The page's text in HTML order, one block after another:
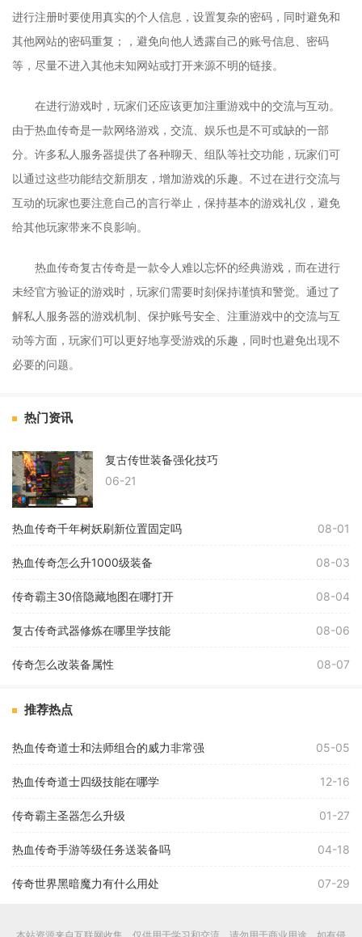
进行注册时要使用真实的个人信息，设置复杂的密码，同时避免和
其他网站的密码重复；，避免向他人透露自己的账号信息、密码
等，尽量不进入其他未知网站或打开来源不明的链接。
在进行游戏时，玩家们还应该更加注重游戏中的交流与互动。
由于热血传奇是一款网络游戏，交流、娱乐也是不可或缺的一部
分。许多私人服务器提供了各种聊天、组队等社交功能，玩家们可
以通过这些功能结交新朋友，增加游戏的乐趣。不过在进行交流与
互动的玩家也要注意自己的言行举止，保持基本的游戏礼仪，避免
给其他玩家带来不良影响。
热血传奇复古传奇是一款令人难以忘怀的经典游戏，而在进行
未经官方验证的游戏时，玩家们需要时刻保持谨慎和警觉。通过了
解私人服务器的游戏机制、保护账号安全、注重游戏中的交流与互
动等方面，玩家们可以更好地享受游戏的乐趣，同时也避免出现不
必要的问题。
热门资讯
复古传世装备强化技巧
06-21
热血传奇千年树妖刷新位置固定吗 08-01
热血传奇怎么升1000级装备 08-03
传奇霸主30倍隐藏地图在哪打开 08-04
复古传奇武器修炼在哪里学技能 08-06
传奇怎么改装备属性 08-07
推荐热点
热血传奇道士和法师组合的威力非常强 05-05
热血传奇道士四级技能在哪学 12-16
传奇霸主圣器怎么升级 01-27
热血传奇手游等级任务送装备吗 04-18
传奇世界黑暗魔力有什么用处 07-29